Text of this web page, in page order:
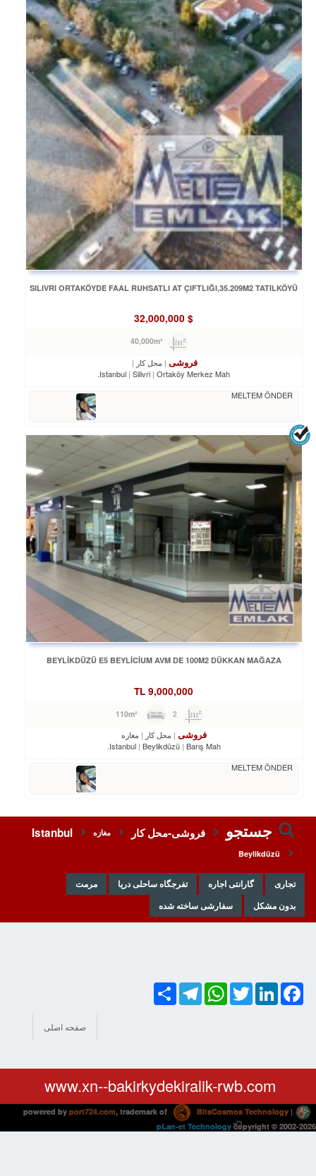
SILIVRI ORTAKÖYDE FAAL RUHSATLI AT ÇIFTLIĞI,35.209M2 TATILKÖYÜ
$
32,000,000
فروشی
محل کار
Istanbul Silivri Ortaköy Merkez Mah.
MELTEM ÖNDER
BEYLİKDÜZÜ E5 BEYLİCİUM AVM DE 100M2 DÜKKAN MAĞAZA
TL 9,000,000
2
فروشی محل کار
مغازه
Istanbul Beylikdüzü Barış Mah.
MELTEM ÖNDER
جستجو فروشی-محل کار مغازه Istanbul
Beylikdüzü
تجاری گارانتی اجاره تفرجگاه ساحلی دریا
مرمت
بدون مشکل
سفارشی ساخته شده
صفحه اصلی
Facebook
LinkedIn
Twitter
WhatsApp
Telegram
Share
www.xn--bakirkydekiralik-rwb.com
powered by port724.com, trademark of BitsCosmos Technology |
pLan-et Technology copyright © 2002-2026